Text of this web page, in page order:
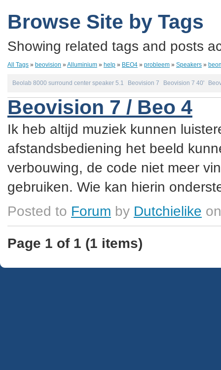
Browse Site by Tags
Showing related tags and posts
All Tags » beovision »Alluminium » help » BEO4 » probleem » Speakers »
Beolab 8000 surround center speaker 5.1 Beovision 7 Beovision 7 40'
Beovision 7 / Beo 4
Ik heb altijd muziek kunnen
afstandsbediening het beeld
verbouwing, de code niet meer
gebruiken. Wie kan hierin
Posted to Forum by Dutchielike
Page 1 of 1 (1 items)